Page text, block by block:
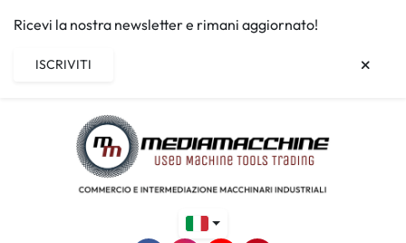
Ricevi la nostra newsletter e rimani aggiornato!
ISCRIVITI